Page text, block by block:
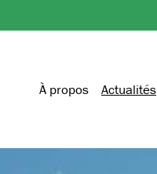
À propos Actualités